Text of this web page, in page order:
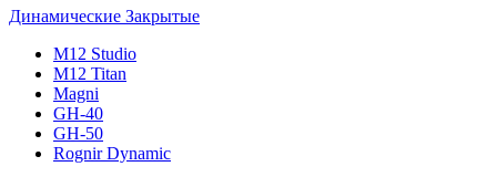
Динамические Закрытые
M12 Studio
M12 Titan
Magni
GH-40
GH-50
Rognir Dynamic